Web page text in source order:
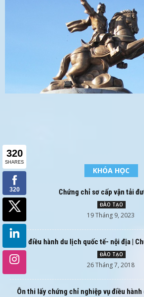
KHÓA HỌC
Chứng chỉ sơ cấp vận tải
ĐÀO TẠO
19 Tháng 9, 2023
Học điều hành du lịch quốc tế- nội địa |
ĐÀO TẠO
26 Tháng 7, 2018
Ôn thi lấy chứng chỉ nghiệp vụ điều